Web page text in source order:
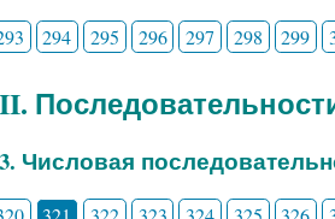
294 295 296 297 298 299
Числовая